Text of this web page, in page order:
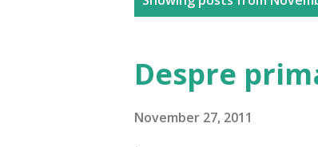
Despre
November 27, 2011